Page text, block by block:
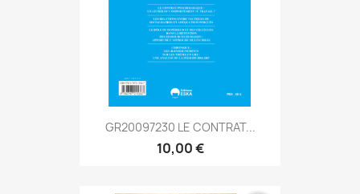
GR20097230 LE CONTRAT...
10,00 €